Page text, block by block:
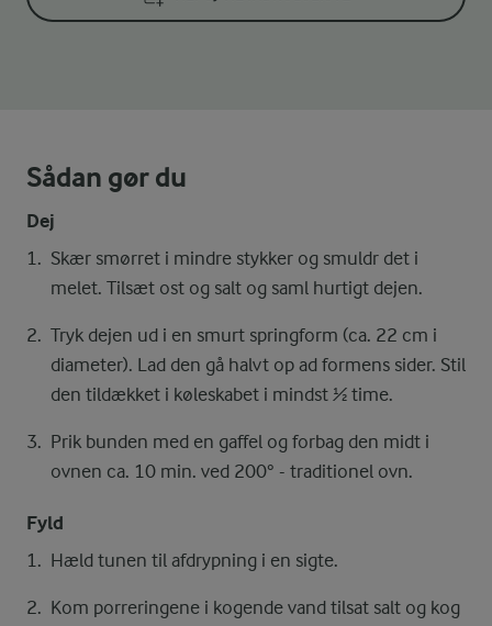
Sådan gør du
Dej
Skær smørret i mindre stykker og smuldr det i
melet. Tilsæt ost og salt og saml hurtigt dejen.
Tryk dejen ud i en smurt springform (ca. 22 cm i
diameter). Lad den gå halvt op ad formens sider. Stil
den tildækket i køleskabet i mindst ½ time.
Prik bunden med en gaffel og forbag den midt i
ovnen ca. 10 min. ved 200° - traditionel ovn.
Fyld
Hæld tunen til afdrypning i en sigte.
Kom porreringene i kogende vand tilsat salt og kog